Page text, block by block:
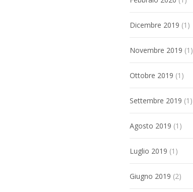
Dicembre 2019 (1)
Novembre 2019 (1)
Ottobre 2019 (1)
Settembre 2019 (1)
Agosto 2019 (1)
Luglio 2019 (1)
Giugno 2019 (2)